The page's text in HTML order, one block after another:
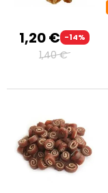
1,20 € -14%
1,40 €